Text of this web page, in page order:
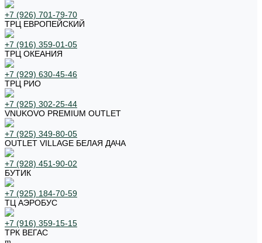
+7 (926) 701-79-70
ТРЦ ЕВРОПЕЙСКИЙ
+7 (916) 359-01-05
ТРЦ ОКЕАНИЯ
+7 (929) 630-45-46
ТРЦ РИО
+7 (925) 302-25-44
VNUKOVO PREMIUM OUTLET
+7 (925) 349-80-05
OUTLET VILLAGE БЕЛАЯ ДАЧА
+7 (928) 451-90-02
БУТИК
+7 (925) 184-70-59
ТЦ АЭРОБУС
+7 (916) 359-15-15
ТРК ВЕГАС